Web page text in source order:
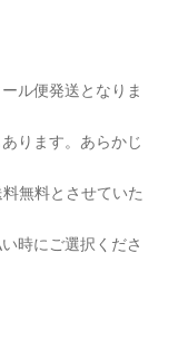
ル便発送となりま
ります。あらかじ
無料とさせていた
時にご選択くださ